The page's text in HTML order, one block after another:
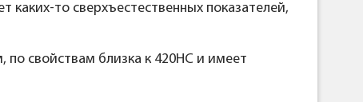
то сверхъестественных показателей,
свойствам близка к 420HC и имеет